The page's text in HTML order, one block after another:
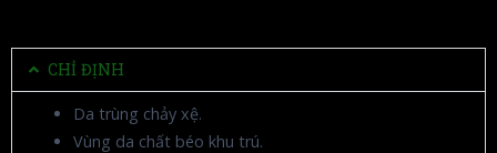
CHỈ ĐỊNH
Da trùng chảy xệ.
Vùng da chất béo khu trú.